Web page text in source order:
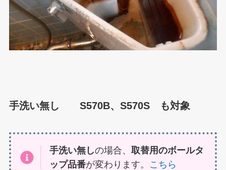
手洗い無し S570B、S570S も対象
手洗い無しの場合、取替用のボールタ
ップ品番が変わります。 こちら